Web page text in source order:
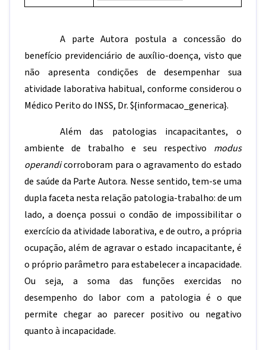
A parte Autora postula a concessão do
benefício previdenciário de auxílio-doença, visto que
não apresenta condições de desempenhar sua
atividade laborativa habitual, conforme considerou o
Médico Perito do INSS, Dr.${informacao_generica}.
Além das patologias incapacitantes, o
ambiente de trabalho e seu respectivo modus
operandicorroboram para o agravamento do estado
de saúde da Parte Autora. Nesse sentido, tem-se uma
dupla faceta nesta relação patologia-trabalho: de um
lado, a doença possui o condão de impossibilitar o
exercício da atividade laborativa, e de outro, a própria
ocupação, além de agravar o estado incapacitante, é
o próprio parâmetro para estabelecer a incapacidade.
Ou seja, a soma das funções exercidas no
desempenho do labor com a patologia é o que
permite chegar ao parecer positivo ou negativo
quanto à incapacidade.